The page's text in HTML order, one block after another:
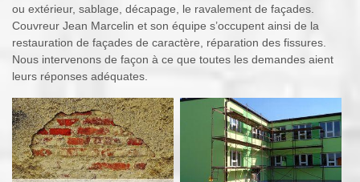
ou extérieur, sablage, décapage, le ravalement de façades.
Couvreur Jean Marcelin et son équipe s’occupent ainsi de la
restauration de façades de caractère, réparation des fissures.
Nous intervenons de façon à ce que toutes les demandes aient
leurs réponses adéquates.